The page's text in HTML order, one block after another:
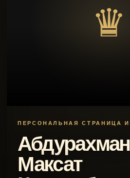
♛
ПЕРСОНАЛЬНАЯ СТРАНИЦА
Максат